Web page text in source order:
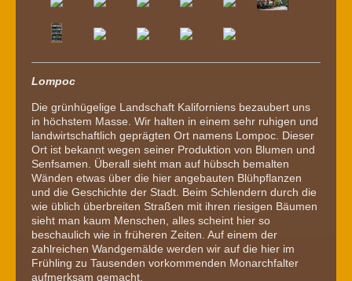
Lompoc
Die grünhügelige Landschaft Kaliforniens bezaubert uns
in höchstem Masse. Wir halten in einem sehr ruhigen und
landwirtschaftlich geprägten Ort namens Lompoc. Dieser
Ort ist bekannt wegen seiner Produktion von Blumen und
Senfsamen. Überall sieht man auf hübsch bemalten
Wänden etwas über die hier angebauten Blühpflanzen
und die Geschichte der Stadt. Beim Schlendern durch die
wie üblich überbreiten Straßen mit ihren riesigen Bäumen
sieht man kaum Menschen, alles scheint hier so
beschaulich wie in früheren Zeiten. Auf einem der
zahlreichen Wandgemälde werden wir auf die hier im
Frühling zu Tausenden vorkommenden Monarchfalter
aufmerksam gemacht.